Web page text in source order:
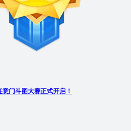
门斗图大赛正式开启！